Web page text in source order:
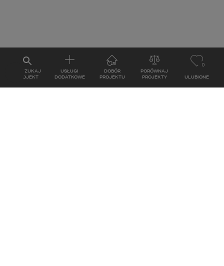
WYSZUKAJ
PROJEKT
USŁUGI
DODATKOWE
DOBÓR
PROJEKTU
PORÓWNAJ
PROJEKTY
ULUBIONE
0